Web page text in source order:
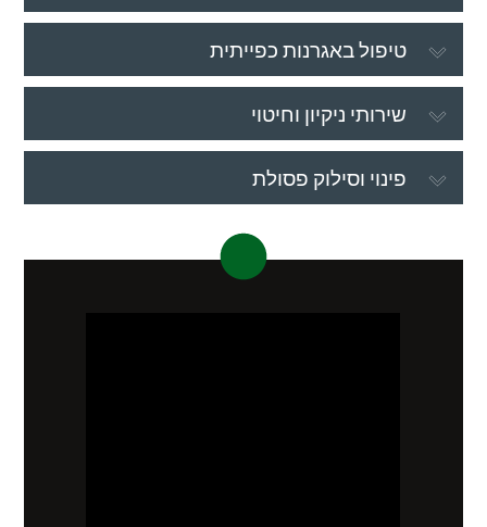
טיפול באגרנות כפייתית
שירותי ניקיון וחיטוי
פינוי וסילוק פסולת